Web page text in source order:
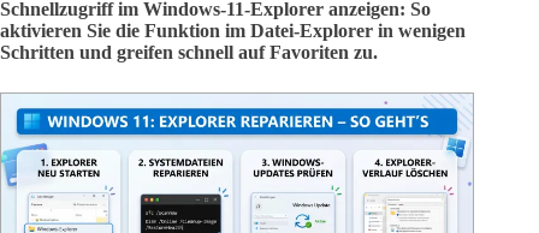
Schnellzugriff im Windows-11-Explorer anzeigen: So
aktivieren Sie die Funktion im Datei-Explorer in wenigen
Schritten und greifen schnell auf Favoriten zu.